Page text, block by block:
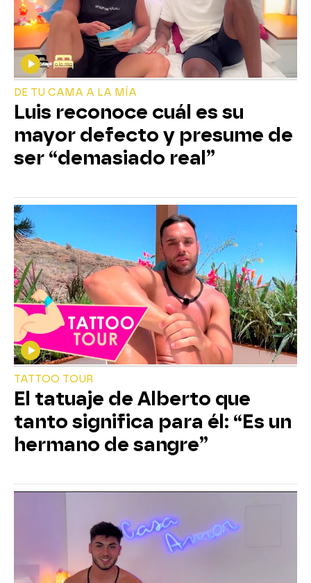
DE TU CAMA A LA MÍA
Luis reconoce cuál es su
mayor defecto y presume de
ser “demasiado real”
TATTOO TOUR
El tatuaje de Alberto que
tanto significa para él: “Es un
hermano de sangre”